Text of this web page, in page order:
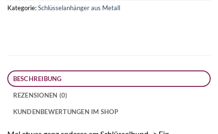
Kategorie:Schlüsselanhänger aus Metall
BESCHREIBUNG
REZENSIONEN (0)
KUNDENBEWERTUNGEN IM SHOP